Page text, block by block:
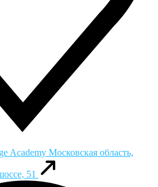
Academy Московская область,
51